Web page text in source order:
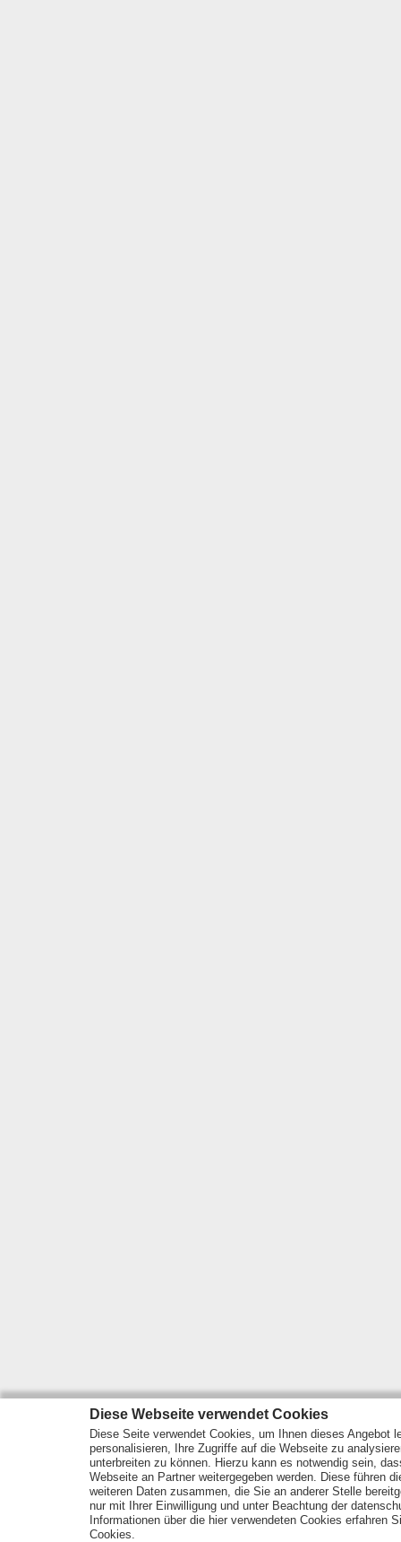
Diese Webseite verwendet Cookies
Diese Seite verwendet Cookies, um Ihnen dieses Angebot
personalisieren, Ihre Zugriffe auf die Webseite zu
unterbreiten zu können. Hierzu kann es notwendig sein,
Webseite an Partner weitergegeben werden. Diese führen
weiteren Daten zusammen, die Sie an anderer Stelle
nur mit Ihrer Einwilligung und unter Beachtung der
Informationen über die hier verwendeten Cookies erfahren
Cookies.